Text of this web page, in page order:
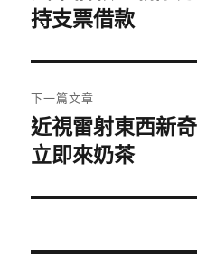
導
覽
一
文
章:
持支票借款
下一篇文章
下
一
文
近視雷射東西新
立即來奶茶